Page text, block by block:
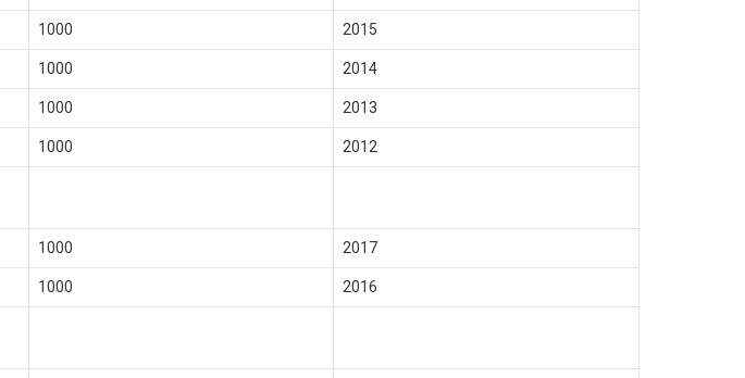
1000 2015
1000 2014
1000 2013
1000 2012
1000 2017
1000 2016